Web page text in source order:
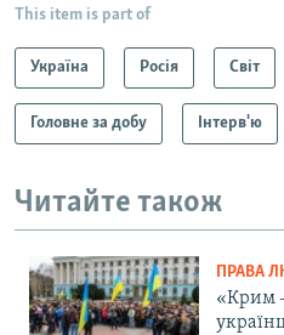
This item is part of
Україна Росія Світ
Головне за добу Інтерв'ю
Читайте також
ПРАВА
«Крим